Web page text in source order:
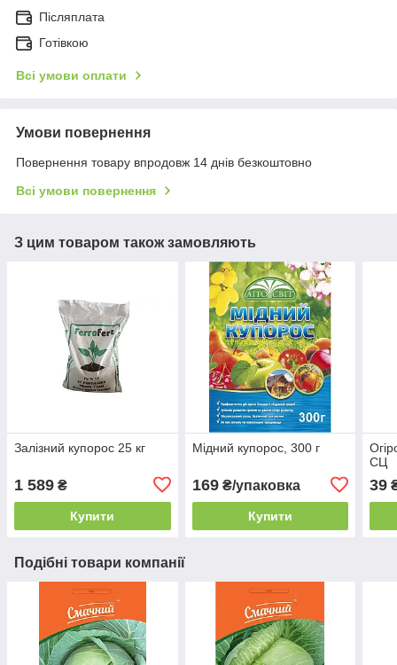
Післяплата
Готівкою
Всі умови оплати
Умови повернення
Повернення товару впродовж 14 днів безкоштовно
Всі умови повернення
З цим товаром також замовляють
Залізний купорос 25 кг
1 589 ₴
Купити
Мідний купорос, 300 г
169₴/упаковка
Купити
СЦ
39
Подібні товари компанії